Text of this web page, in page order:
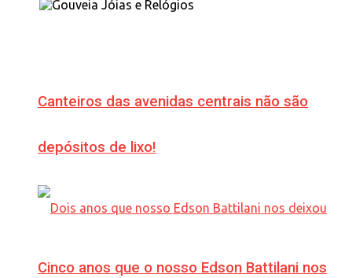
Canteiros das avenidas centrais não são
depósitos de lixo!
Cinco anos que o nosso Edson Battilani nos